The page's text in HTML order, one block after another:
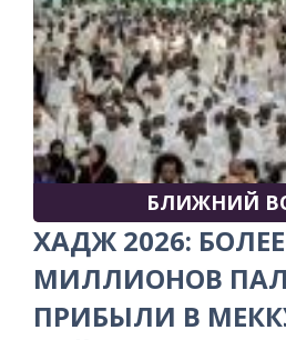
БЛИЖНИЙ
ХАДЖ 2026:
МИЛЛИОНОВ
ПРИБЫЛИ В